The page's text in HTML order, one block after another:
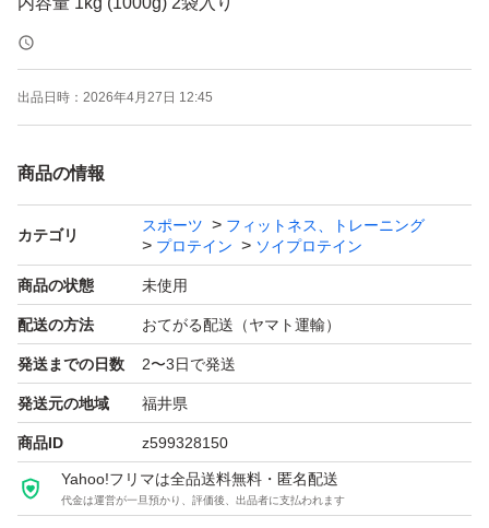
出品日時： 2026年4月27日 12:45
商品の情報
カテゴリ
スポーツ
フィットネス、トレーニング
プロテイン
ソイプロテイン
商品の状態 未使用
配送の方法 おてがる配送（ヤマト運輸）
発送までの日数 2〜3日で発送
発送元の地域 福井県
商品ID z599328150
Yahoo!フリマは全品送料無料・匿名配送
代金は運営が一旦預かり、評価後、出品者に支払われます